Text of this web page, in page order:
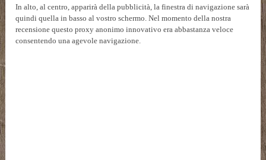
In alto, al centro, apparirà della pubblicità, la finestra di navigazione sarà
quindi quella in basso al vostro schermo. Nel momento della nostra
recensione questo proxy anonimo innovativo era abbastanza veloce
consentendo una agevole navigazione.